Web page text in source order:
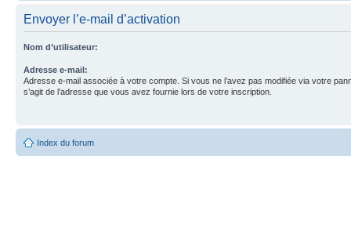
Envoyer l’e-mail d’activation
Nom d’utilisateur:
Adresse e-mail:
Adresse e-mail associée à votre compte. Si vous ne l’avez pas modifiée via votre
s’agit de l’adresse que vous avez fournie lors de votre inscription.
Index du forum